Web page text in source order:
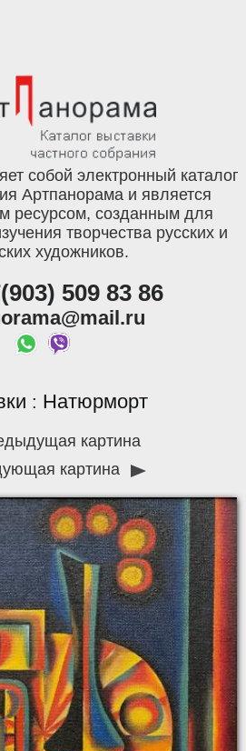
собой электронный каталог
Артпанорама и является
ресурсом, созданным для
творчества русских и
художников.
509 83 86
: Натюрморт
картина
картина